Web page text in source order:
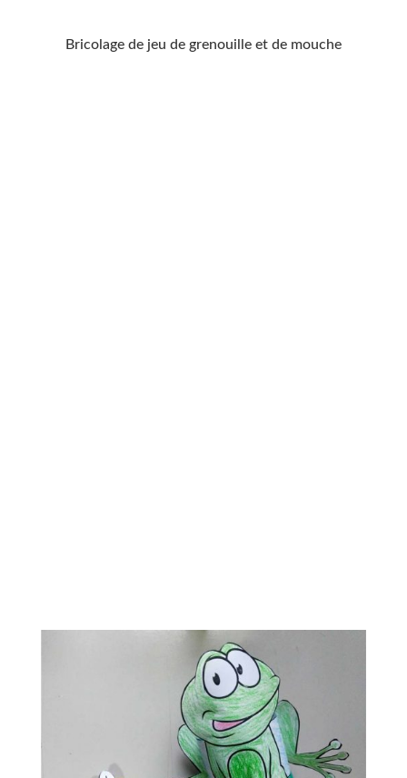
Bricolage de jeu de grenouille et de mouche